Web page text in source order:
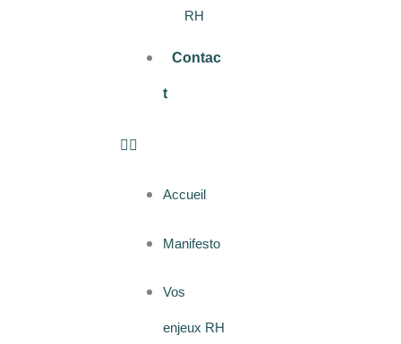
RH
Contac
t
Accueil
Manifesto
Vos
enjeux RH